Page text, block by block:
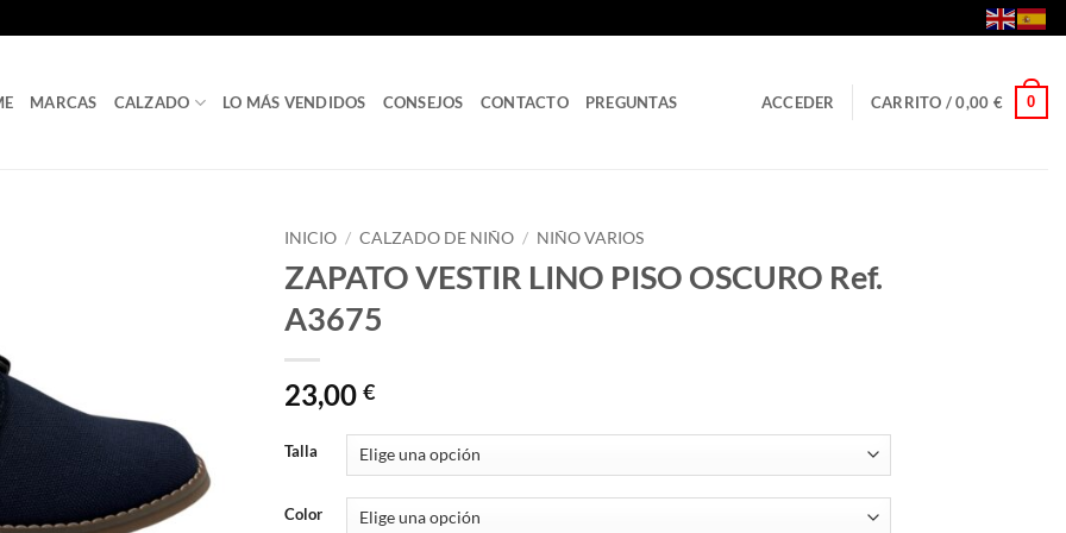
MARCAS CALZADO LO MÁS VENDIDOS CONSEJOS CONTACTO PREGUNTAS ACCEDER CARRITO /0,00 € 0
INICIO / CALZADO DE NIÑO / NIÑO VARIOS
ZAPATO VESTIR LINO PISO OSCURO Ref.
A3675
23,00 €
Talla
Color